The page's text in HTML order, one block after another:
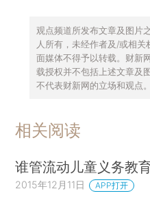
观点频道所发布文章及图片
人所有，未经作者及/或相
面媒体不得予以转载。财新
载授权并不包括上述文章及
不代表财新网的立场和观点。
相关阅读
谁管流动儿童义务教
2015年12月11日 APP打开